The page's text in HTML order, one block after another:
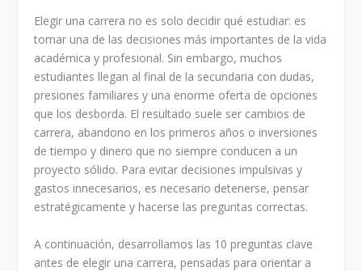
Elegir una carrera no es solo decidir qué estudiar: es
tomar una de las decisiones más importantes de la vida
académica y profesional. Sin embargo, muchos
estudiantes llegan al final de la secundaria con dudas,
presiones familiares y una enorme oferta de opciones
que los desborda. El resultado suele ser cambios de
carrera, abandono en los primeros años o inversiones
de tiempo y dinero que no siempre conducen a un
proyecto sólido. Para evitar decisiones impulsivas y
gastos innecesarios, es necesario detenerse, pensar
estratégicamente y hacerse las preguntas correctas.
A continuación, desarrollamos las 10 preguntas clave
antes de elegir una carrera, pensadas para orientar a